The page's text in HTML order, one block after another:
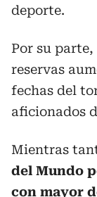
deporte.
Por su
reservas
fechas del
aficionados
Mientras
del Mundo
con mayor